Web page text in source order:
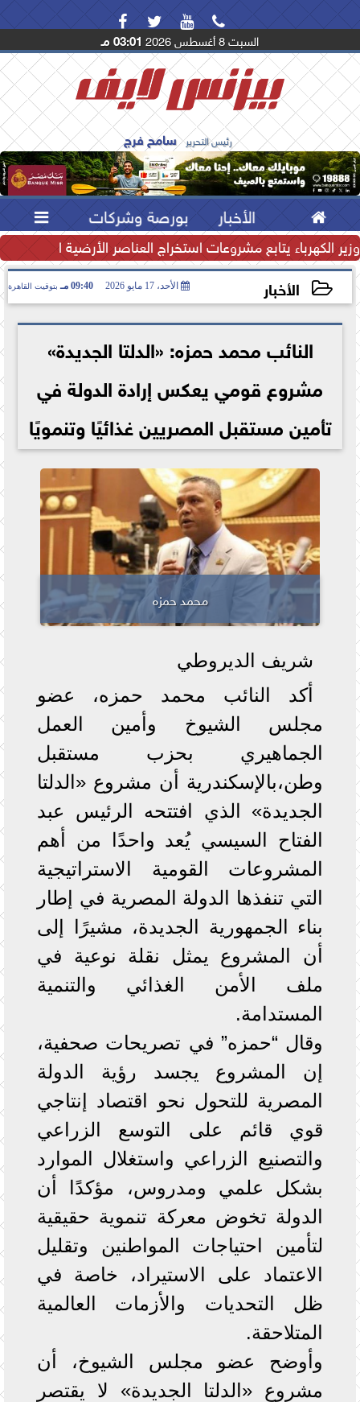
   
السبت 8 أغسطس 2026 03:01 مـ
رئيس التحرير سامح فرج
 الأخبار بورصة وشركات 
النقدي يرتفع إلى...
وزير الكهرباء يتابع مشروعات استخراج العناصر الأرضية النادرة
الأخبار الأحد، 17 مايو 2026 09:40 مـ بتوقيت القاهرة
2026-05-17 21:40:13
النائب محمد حمزه: «الدلتا الجديدة»
مشروع قومي يعكس إرادة الدولة في
تأمين مستقبل المصريين غذائيًا وتنمويًا
محمد حمزه
شريف الديروطي
أكد النائب محمد حمزه، عضو
مجلس الشيوخ وأمين العمل
الجماهيري بحزب مستقبل
وطن،بالإسكندرية أن مشروع «الدلتا
الجديدة» الذي افتتحه الرئيس عبد
الفتاح السيسي يُعد واحدًا من أهم
المشروعات القومية الاستراتيجية
التي تنفذها الدولة المصرية في إطار
بناء الجمهورية الجديدة، مشيرًا إلى
أن المشروع يمثل نقلة نوعية في
ملف الأمن الغذائي والتنمية
المستدامة.
وقال “حمزه” في تصريحات صحفية،
إن المشروع يجسد رؤية الدولة
المصرية للتحول نحو اقتصاد إنتاجي
قوي قائم على التوسع الزراعي
والتصنيع الزراعي واستغلال الموارد
بشكل علمي ومدروس، مؤكدًا أن
الدولة تخوض معركة تنموية حقيقية
لتأمين احتياجات المواطنين وتقليل
الاعتماد على الاستيراد، خاصة في
ظل التحديات والأزمات العالمية
المتلاحقة.
وأوضح عضو مجلس الشيوخ، أن
مشروع «الدلتا الجديدة» لا يقتصر